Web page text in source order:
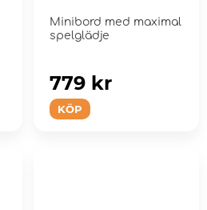
Minibord med maximal
spelglädje
KÖP
779 kr